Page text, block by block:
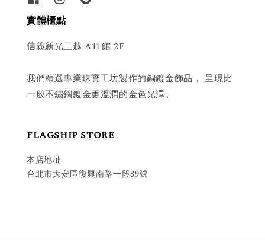
實體櫃點
信義新光三越 A11館 2F
我們精選專業珠寶工坊製作的銅鍍金飾品， 呈現比
一般不鏽鋼鍍金更溫潤的金色光澤。
FLAGSHIP STORE
本店地址
台北市大安區復興南路一段89號